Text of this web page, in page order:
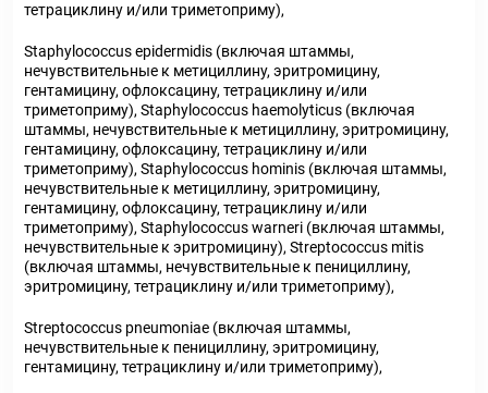
тетрациклину и/или триметоприму),
Staphylococcus epidermidis (включая штаммы,
нечувствительные к метициллину, эритромицину,
гентамицину, офлоксацину, тетрациклину и/или
триметоприму), Staphylococcus haemolyticus (включая
штаммы, нечувствительные к метициллину, эритромицину,
гентамицину, офлоксацину, тетрациклину и/или
триметоприму), Staphylococcus hominis (включая штаммы,
нечувствительные к метициллину, эритромицину,
гентамицину, офлоксацину, тетрациклину и/или
триметоприму), Staphylococcus warneri (включая штаммы,
нечувствительные к эритромицину), Streptococcus mitis
(включая штаммы, нечувствительные к пенициллину,
эритромицину, тетрациклину и/или триметоприму),
Streptococcus pneumoniae (включая штаммы,
нечувствительные к пенициллину, эритромицину,
гентамицину, тетрациклину и/или триметоприму),